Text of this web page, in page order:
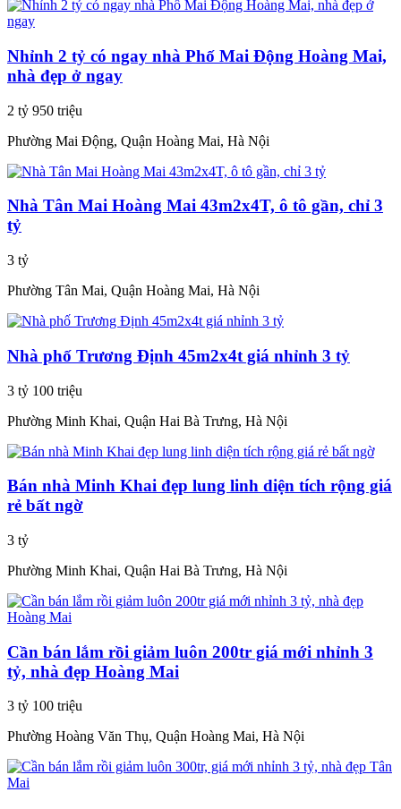
Nhỉnh 2 tỷ có ngay nhà Phố Mai Động Hoàng Mai,
nhà đẹp ở ngay
2 tỷ 950 triệu
Phường Mai Động, Quận Hoàng Mai, Hà Nội
Nhà Tân Mai Hoàng Mai 43m2x4T, ô tô gần, chỉ 3
tỷ
3 tỷ
Phường Tân Mai, Quận Hoàng Mai, Hà Nội
Nhà phố Trương Định 45m2x4t giá nhỉnh 3 tỷ
3 tỷ 100 triệu
Phường Minh Khai, Quận Hai Bà Trưng, Hà Nội
Bán nhà Minh Khai đẹp lung linh diện tích rộng giá
rẻ bất ngờ
3 tỷ
Phường Minh Khai, Quận Hai Bà Trưng, Hà Nội
Cần bán lắm rồi giảm luôn 200tr giá mới nhỉnh 3
tỷ, nhà đẹp Hoàng Mai
3 tỷ 100 triệu
Phường Hoàng Văn Thụ, Quận Hoàng Mai, Hà Nội